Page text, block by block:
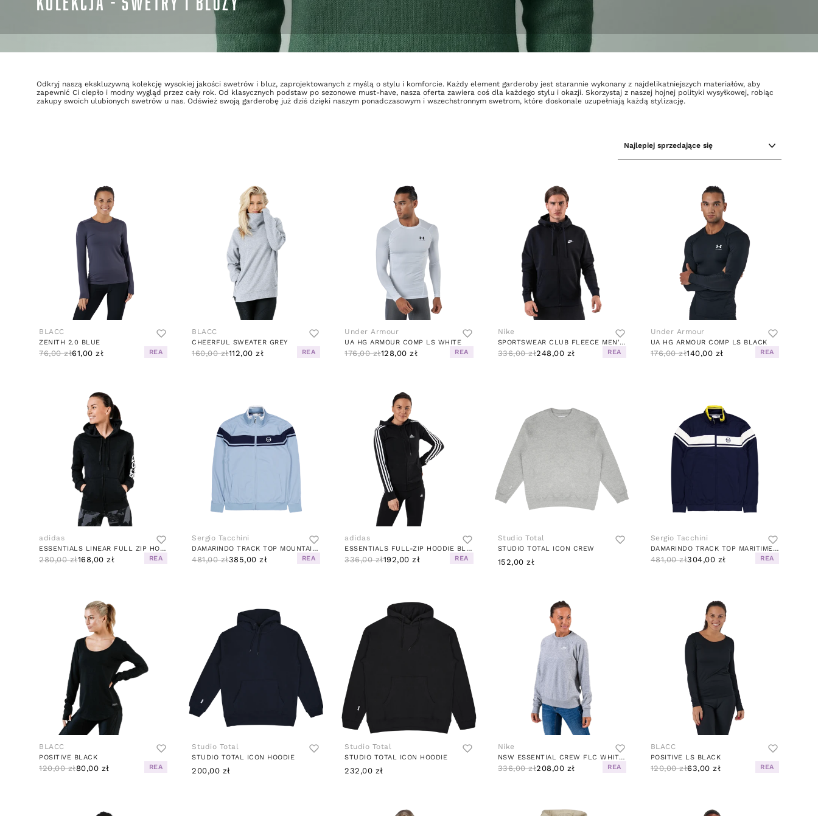
Odkryj naszą ekskluzywną kolekcję wysokiej jakości swetrów i bluz, zaprojektowanych z myślą o stylu i komforcie. Każdy element garderoby jest starannie wykonany z najdelikatniejszych materiałów, aby
zapewnić Ci ciepło i modny wygląd przez cały rok. Od klasycznych podstaw po sezonowe must-have, nasza oferta zawiera coś dla każdego stylu i okazji. Skorzystaj z naszej hojnej polityki wysyłkowej, robiąc
zakupy swoich ulubionych swetrów u nas. Odśwież swoją garderobę już dziś dzięki naszym ponadczasowym i wszechstronnym swetrom, które doskonale uzupełniają każdą stylizację.
BLACC
ZENITH 2.0 BLUE
76,00 zł61,00 zł REA
BLACC
CHEERFUL SWEATER GREY
160,00 zł112,00 zł REA
Under Armour
UA HG ARMOUR COMP LS WHITE
176,00 zł128,00 zł REA
Nike
SPORTSWEAR CLUB FLEECE MEN'S FULL-ZIP HOODIE BLACK/BLACK/WHITE
336,00 zł248,00 zł REA
Under Armour
UA HG ARMOUR COMP LS BLACK
176,00 zł140,00 zł REA
adidas
ESSENTIALS LINEAR FULL ZIP HOODIE BLACK / WHITE
280,00 zł168,00 zł REA
Sergio Tacchini
DAMARINDO TRACK TOP MOUNTAIN SPRING/MARITIME BLUE
481,00 zł385,00 zł REA
adidas
ESSENTIALS FULL-ZIP HOODIE BLACK / WHITE
336,00 zł192,00 zł REA
Studio Total
STUDIO TOTAL ICON CREW
152,00 zł
Sergio Tacchini
DAMARINDO TRACK TOP MARITIME BLUE/GARDENIA
481,00 zł304,00 zł REA
BLACC
POSITIVE BLACK
120,00 zł80,00 zł REA
Studio Total
STUDIO TOTAL ICON HOODIE
200,00 zł
Studio Total
STUDIO TOTAL ICON HOODIE
232,00 zł
Nike
NSW ESSENTIAL CREW FLC WHITE/GREY
336,00 zł208,00 zł REA
BLACC
POSITIVE LS BLACK
120,00 zł63,00 zł REA